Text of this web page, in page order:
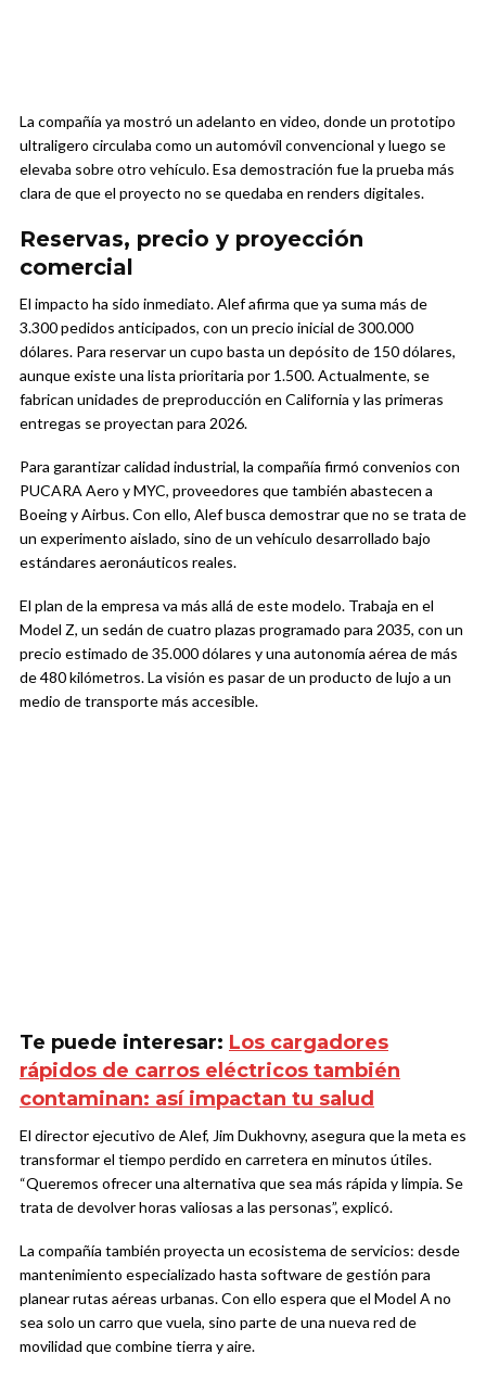
La compañía ya mostró un adelanto en video, donde un prototipo
ultraligero circulaba como un automóvil convencional y luego se
elevaba sobre otro vehículo. Esa demostración fue la prueba más
clara de que el proyecto no se quedaba en renders digitales.
Reservas, precio y proyección
comercial
El impacto ha sido inmediato. Alef afirma que ya suma más de
3.300 pedidos anticipados, con un precio inicial de 300.000
dólares. Para reservar un cupo basta un depósito de 150 dólares,
aunque existe una lista prioritaria por 1.500. Actualmente, se
fabrican unidades de preproducción en California y las primeras
entregas se proyectan para 2026.
Para garantizar calidad industrial, la compañía firmó convenios con
PUCARA Aero y MYC, proveedores que también abastecen a
Boeing y Airbus. Con ello, Alef busca demostrar que no se trata de
un experimento aislado, sino de un vehículo desarrollado bajo
estándares aeronáuticos reales.
El plan de la empresa va más allá de este modelo. Trabaja en el
Model Z, un sedán de cuatro plazas programado para 2035, con un
precio estimado de 35.000 dólares y una autonomía aérea de más
de 480 kilómetros. La visión es pasar de un producto de lujo a un
medio de transporte más accesible.
Te puede interesar: Los cargadores
rápidos de carros eléctricos también
contaminan: así impactan tu salud
El director ejecutivo de Alef, Jim Dukhovny, asegura que la meta es
transformar el tiempo perdido en carretera en minutos útiles.
“Queremos ofrecer una alternativa que sea más rápida y limpia. Se
trata de devolver horas valiosas a las personas”, explicó.
La compañía también proyecta un ecosistema de servicios: desde
mantenimiento especializado hasta software de gestión para
planear rutas aéreas urbanas. Con ello espera que el Model A no
sea solo un carro que vuela, sino parte de una nueva red de
movilidad que combine tierra y aire.